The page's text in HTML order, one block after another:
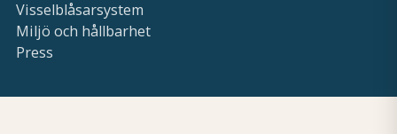
Visselblåsarsystem
Miljö och hållbarhet
Press